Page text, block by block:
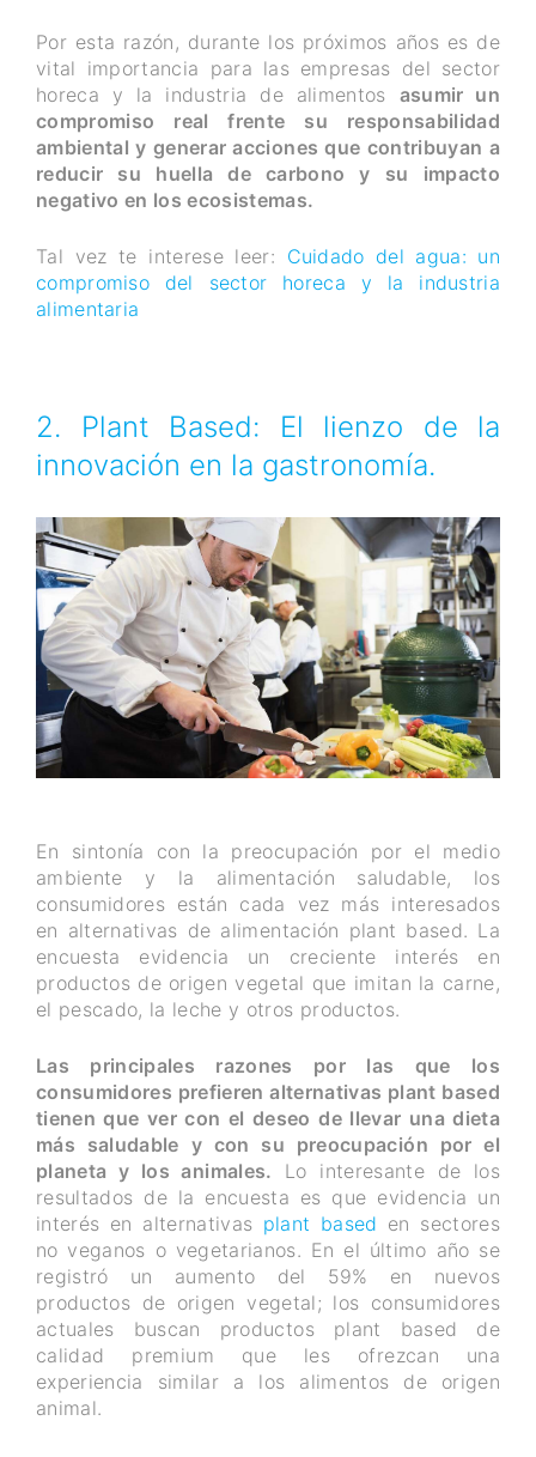
Por esta razón, durante los próximos años es de
vital importancia para las empresas del sector
horeca y la industria de alimentos asumir un
compromiso real frente su responsabilidad
ambiental y generar acciones que contribuyan a
reducir su huella de carbono y su impacto
negativo en los ecosistemas.
Tal vez te interese leer: Cuidado del agua: un
compromiso del sector horeca y la industria
alimentaria
2. Plant Based: El lienzo de la
innovación en la gastronomía.
En sintonía con la preocupación por el medio
ambiente y la alimentación saludable, los
consumidores están cada vez más interesados
en alternativas de alimentación plant based. La
encuesta evidencia un creciente interés en
productos de origen vegetal que imitan la carne,
el pescado, la leche y otros productos.
Las principales razones por las que los
consumidores prefieren alternativas plant based
tienen que ver con el deseo de llevar una dieta
más saludable y con su preocupación por el
planeta y los animales. Lo interesante de los
resultados de la encuesta es que evidencia un
interés en alternativas plant based en sectores
no veganos o vegetarianos. En el último año se
registró un aumento del 59% en nuevos
productos de origen vegetal; los consumidores
actuales buscan productos plant based de
calidad premium que les ofrezcan una
experiencia similar a los alimentos de origen
animal.